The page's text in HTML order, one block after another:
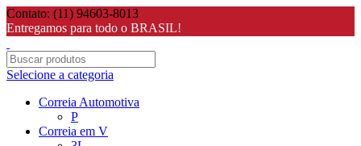
Contato: (11) 94603-8013
Entregamos para todo o BRASIL!
Selecione a categoria
Correia Automotiva
P
Correia em V